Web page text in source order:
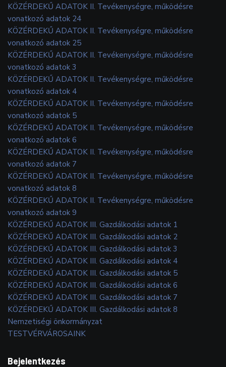
KÖZÉRDEKŰ ADATOK II. Tevékenységre, működésre
vonatkozó adatok 24
KÖZÉRDEKŰ ADATOK II. Tevékenységre, működésre
vonatkozó adatok 25
KÖZÉRDEKŰ ADATOK II. Tevékenységre, működésre
vonatkozó adatok 3
KÖZÉRDEKŰ ADATOK II. Tevékenységre, működésre
vonatkozó adatok 4
KÖZÉRDEKŰ ADATOK II. Tevékenységre, működésre
vonatkozó adatok 5
KÖZÉRDEKŰ ADATOK II. Tevékenységre, működésre
vonatkozó adatok 6
KÖZÉRDEKŰ ADATOK II. Tevékenységre, működésre
vonatkozó adatok 7
KÖZÉRDEKŰ ADATOK II. Tevékenységre, működésre
vonatkozó adatok 8
KÖZÉRDEKŰ ADATOK II. Tevékenységre, működésre
vonatkozó adatok 9
KÖZÉRDEKŰ ADATOK III. Gazdálkodási adatok 1
KÖZÉRDEKŰ ADATOK III. Gazdálkodási adatok 2
KÖZÉRDEKŰ ADATOK III. Gazdálkodási adatok 3
KÖZÉRDEKŰ ADATOK III. Gazdálkodási adatok 4
KÖZÉRDEKŰ ADATOK III. Gazdálkodási adatok 5
KÖZÉRDEKŰ ADATOK III. Gazdálkodási adatok 6
KÖZÉRDEKŰ ADATOK III. Gazdálkodási adatok 7
KÖZÉRDEKŰ ADATOK III. Gazdálkodási adatok 8
Nemzetiségi önkormányzat
TESTVÉRVÁROSAINK
Bejelentkezés